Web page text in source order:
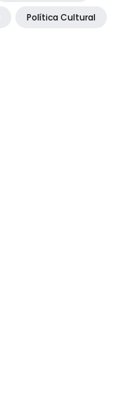
Política Cultural